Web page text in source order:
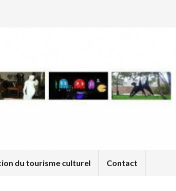
du tourisme culturel Contact